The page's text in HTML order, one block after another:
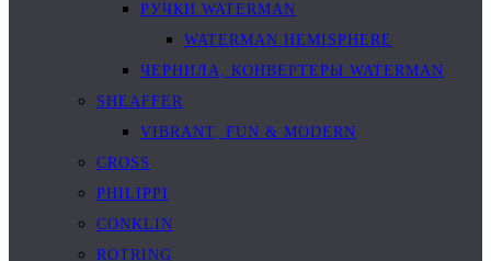
РУЧКИ WATERMAN
WATERMAN HEMISPHERE
ЧЕРНИЛА, КОНВЕРТЕРЫ WATERMAN
SHEAFFER
VIBRANT, FUN & MODERN
CROSS
PHILIPPI
CONKLIN
ROTRING